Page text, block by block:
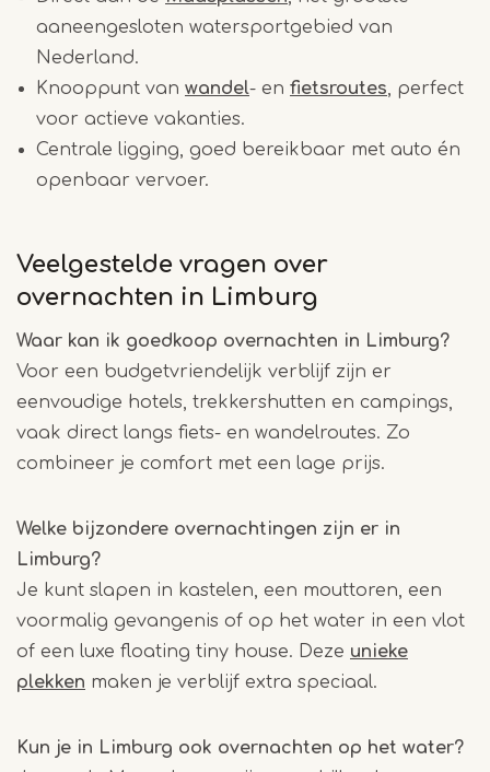
aaneengesloten watersportgebied van
Nederland.
Knooppunt van wandel- en fietsroutes, perfect
voor actieve vakanties.
Centrale ligging, goed bereikbaar met auto én
openbaar vervoer.
Veelgestelde vragen over
overnachten in Limburg
Waar kan ik goedkoop overnachten in Limburg?
Voor een budgetvriendelijk verblijf zijn er
eenvoudige hotels, trekkershutten en campings,
vaak direct langs fiets- en wandelroutes. Zo
combineer je comfort met een lage prijs.
Welke bijzondere overnachtingen zijn er in
Limburg?
Je kunt slapen in kastelen, een mouttoren, een
voormalig gevangenis of op het water in een vlot
of een luxe floating tiny house. Deze unieke
plekken maken je verblijf extra speciaal.
Kun je in Limburg ook overnachten op het water?